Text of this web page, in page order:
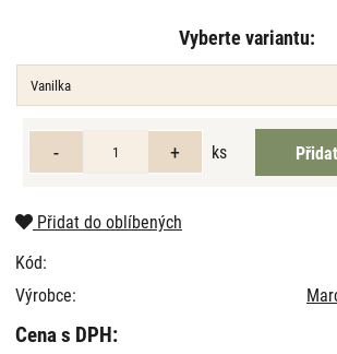
Vyberte variantu:
ks
Přidat do oblíbených
Kód:
Výrobce:
Cena s DPH: